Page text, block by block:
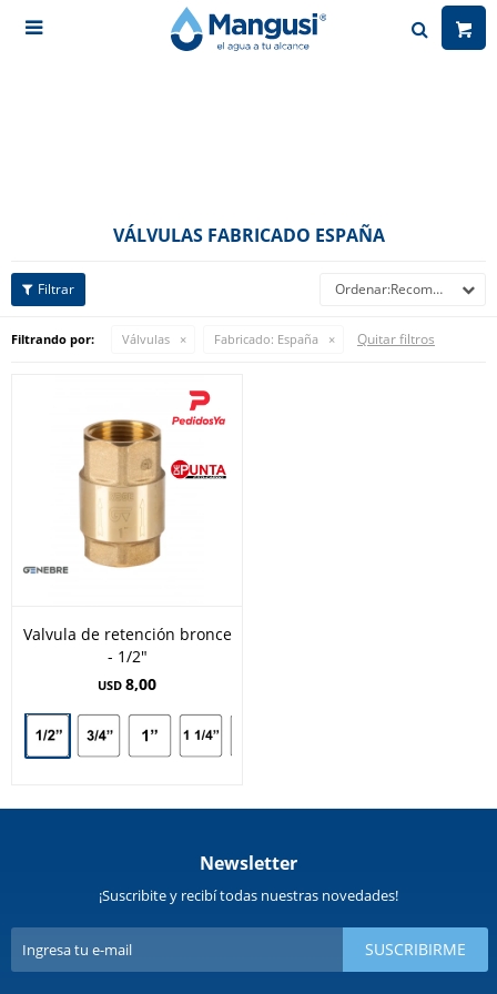

VÁLVULAS FABRICADO ESPAÑA
Recomendados
Filtrando por: Válvulas Fabricado: España Quitar filtros
Valvula de retención bronce
- 1/2"
USD 8,00
Newsletter
¡Suscribite y recibí todas nuestras novedades!
SUSCRIBIRME